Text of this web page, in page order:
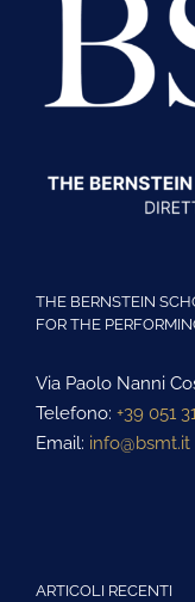
THE BERNSTEIN
FOR THE
Via Paolo Nanni
Telefono: +39 051
Email: info@bsmt.it
ARTICOLI RECENTI